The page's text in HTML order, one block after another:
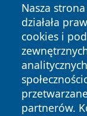
Nasza
działała
cookies i
partnerów.
Copyright © 2026
zastrzeżone.